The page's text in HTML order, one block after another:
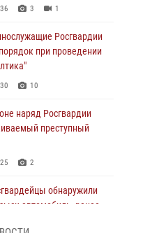
3 1
Росгвардии
при проведении
10
наряд Росгвардии
преступный
2
обнаружили
автомобиль, ранее